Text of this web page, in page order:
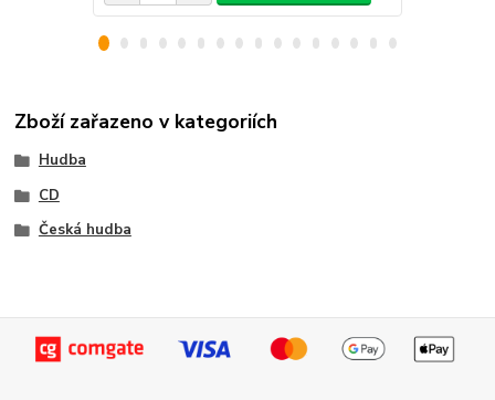
Zboží zařazeno v kategoriích
Hudba
CD
Česká hudba